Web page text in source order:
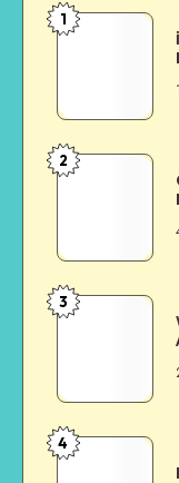
İçerik
Noktaları
1
Google
Google
Ne
İşe
2
WordPress
Avantajlar
3
Influencer
4